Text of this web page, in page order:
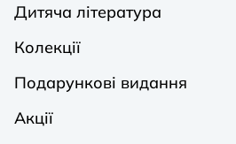
Дитяча література
Колекції
Подарункові видання
Акції